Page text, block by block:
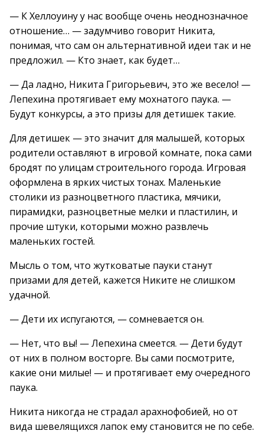
— К Хеллоуину у нас вообще очень неоднозначное
отношение… — задумчиво говорит Никита,
понимая, что сам он альтернативной идеи так и не
предложил. — Кто знает, как будет…
— Да ладно, Никита Григорьевич, это же весело! —
Лепехина протягивает ему мохнатого паука. —
Будут конкурсы, а это призы для детишек такие.
Для детишек — это значит для малышей, которых
родители оставляют в игровой комнате, пока сами
бродят по улицам строительного города. Игровая
оформлена в ярких чистых тонах. Маленькие
столики из разноцветного пластика, мячики,
пирамидки, разноцветные мелки и пластилин, и
прочие штуки, которыми можно развлечь
маленьких гостей.
Мысль о том, что жутковатые пауки станут
призами для детей, кажется Никите не слишком
удачной.
— Дети их испугаются, — сомневается он.
— Нет, что вы! — Лепехина смеется. — Дети будут
от них в полном восторге. Вы сами посмотрите,
какие они милые! — и протягивает ему очередного
паука.
Никита никогда не страдал арахнофобией, но от
вида шевелящихся лапок ему становится не по себе.